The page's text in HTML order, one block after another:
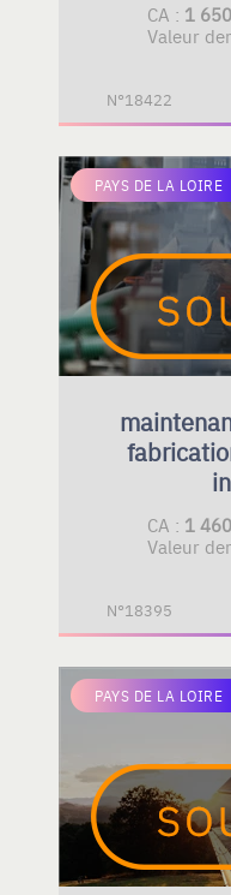
CA : 1
Valeur
N°18422
PAYS DE LA LOIRE
CA : 1
Valeur
N°18395
PAYS DE LA LOIRE